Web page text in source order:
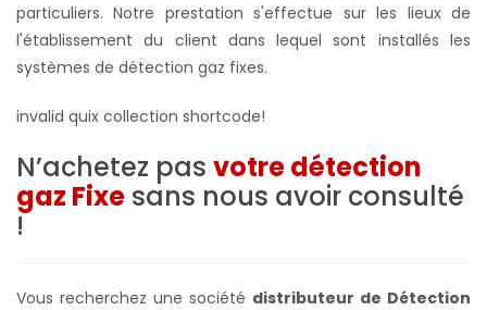
particuliers. Notre prestation s'effectue sur les lieux de
l'établissement du client dans lequel sont installés les
systèmes de détection gaz fixes.
invalid quix collection shortcode!
N’achetez pas votre détection
gaz Fixe sans nous avoir consulté
!
Vous recherchez une société distributeur de Détection